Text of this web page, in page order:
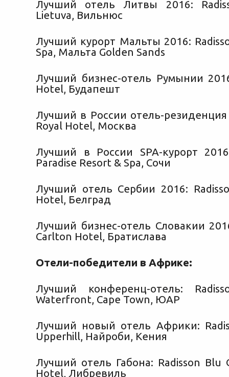
Лучший отель Литвы 2016:
Lietuva, Вильнюс
Лучший курорт Мальты 2016:
Spa, Мальта Golden Sands
Лучший бизнес-отель Румынии
Hotel, Будапешт
Лучший в России отель-резиденция
Royal Hotel, Москва
Лучший в России SPA-курорт
Paradise Resort & Spa, Сочи
Лучший отель Сербии 2016:
Hotel, Белград
Лучший бизнес-отель Словакии
Carlton Hotel, Братислава
Отели-победители в Африке:
Лучший конференц-отель:
Waterfront, Cape Town, ЮАР
Лучший новый отель Африки:
Upperhill, Найроби, Кения
Лучший отель Габона: Radisson Blu
Hotel, Либревиль